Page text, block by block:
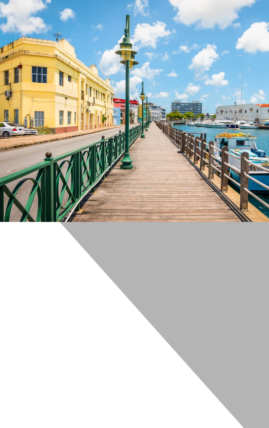
Nur notwendige Cookies
Unvergleichlich lecker
Mit dem Klick auf „geht klar” ermöglichen Sie uns Ihnen über Cookies ein
personalisierte Werbung und passende Angebote anzeigen. Über „anpassen”
Cookies” werden lediglich technisch notwendige Cookies gespeichert.
Anpassen
Geht klar
Datenschutzerklärung
Cookierichtlinie
Impressum
« zurück
Ihre Cookie-Präferenzen verwalten
Wählen Sie, welche Cookies Sie auf check24.de akzeptieren.
Die Cookierichtlinie finden Siehier.
Notwendig